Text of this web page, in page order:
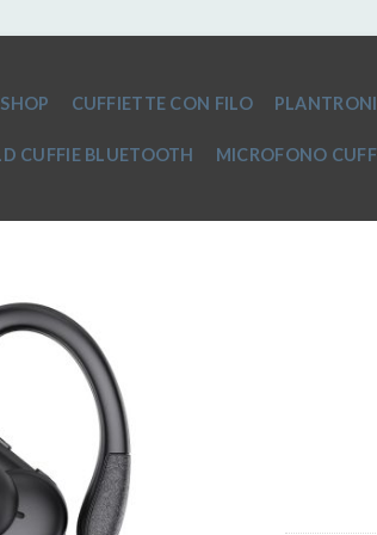
SHOP CUFFIETTE CON FILO
CUFFIE BLUETOOTH MICROFONO